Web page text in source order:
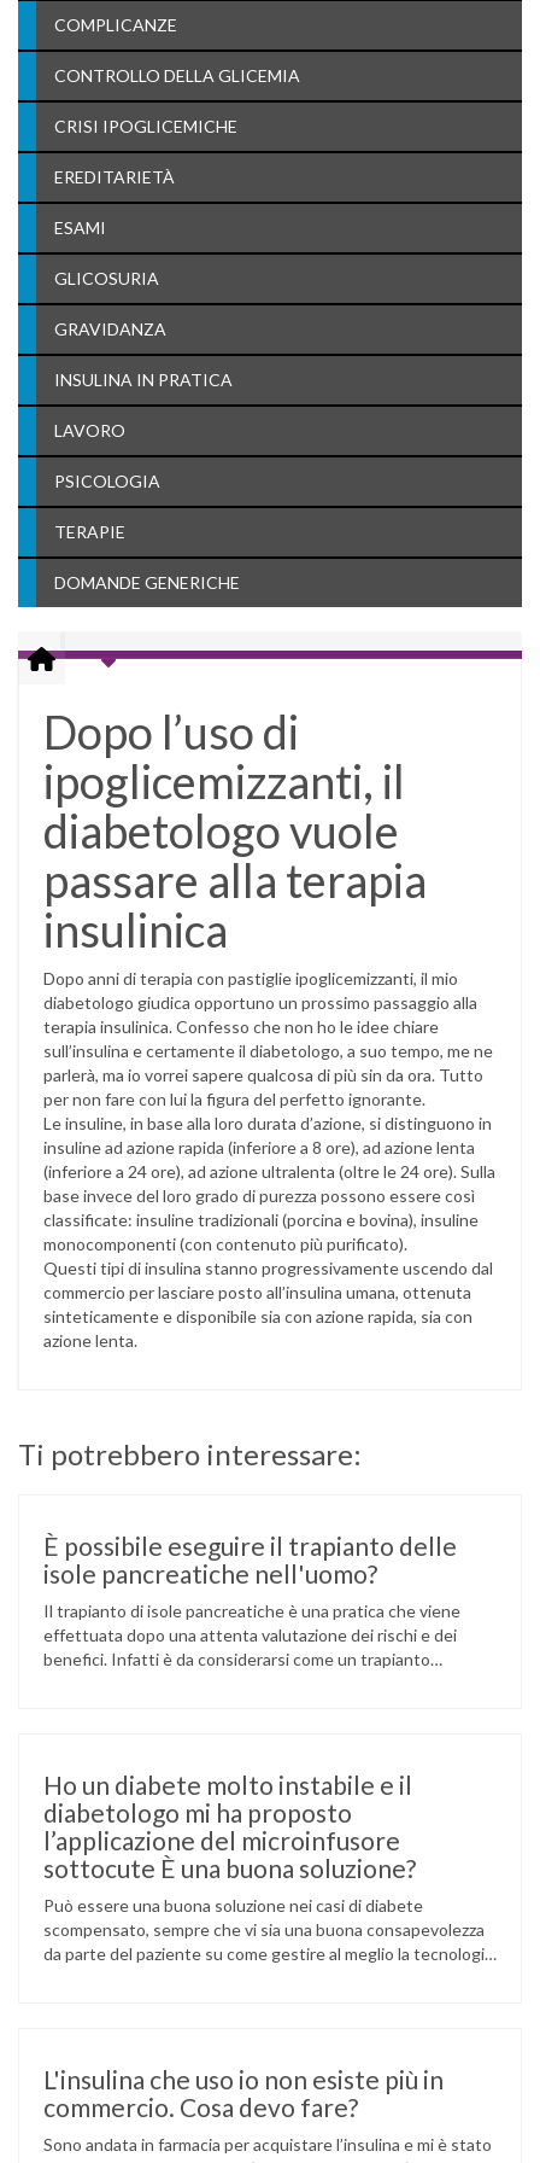
COMPLICANZE
CONTROLLO DELLA GLICEMIA
CRISI IPOGLICEMICHE
EREDITARIETÀ
ESAMI
GLICOSURIA
GRAVIDANZA
INSULINA IN PRATICA
LAVORO
PSICOLOGIA
TERAPIE
DOMANDE GENERICHE
Dopo l’uso di
ipoglicemizzanti, il
diabetologo vuole
passare alla terapia
insulinica
Dopo anni di terapia con pastiglie ipoglicemizzanti, il mio
diabetologo giudica opportuno un prossimo passaggio alla
terapia insulinica. Confesso che non ho le idee chiare
sull’insulina e certamente il diabetologo, a suo tempo, me ne
parlerà, ma io vorrei sapere qualcosa di più sin da ora. Tutto
per non fare con lui la figura del perfetto ignorante.
Le insuline, in base alla loro durata d’azione, si distinguono in
insuline ad azione rapida (inferiore a 8 ore), ad azione lenta
(inferiore a 24 ore), ad azione ultralenta (oltre le 24 ore). Sulla
base invece del loro grado di purezza possono essere così
classificate: insuline tradizionali (porcina e bovina), insuline
monocomponenti (con contenuto più purificato).
Questi tipi di insulina stanno progressivamente uscendo dal
commercio per lasciare posto all’insulina umana, ottenuta
sinteticamente e disponibile sia con azione rapida, sia con
azione lenta.
Ti potrebbero interessare:
È possibile eseguire il trapianto delle
isole pancreatiche nell'uomo?
Il trapianto di isole pancreatiche è una pratica che viene
effettuata dopo una attenta valutazione dei rischi e dei
benefici. Infatti è da considerarsi come un trapianto
Ho un diabete molto instabile e il
diabetologo mi ha proposto
l’applicazione del microinfusore
sottocute È una buona soluzione?
Può essere una buona soluzione nei casi di diabete
scompensato, sempre che vi sia una buona consapevolezza
da parte del paziente su come gestire al meglio la tecnologia.
L'insulina che uso io non esiste più in
commercio. Cosa devo fare?
Sono andata in farmacia per acquistare l’insulina e mi è stato